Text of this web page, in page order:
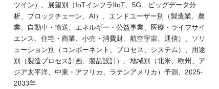
ツイン）、展望別（IoTインフラIIoT、5G、ビッグデータ分
析、ブロックチェーン、AI）、エンドユーザー別（製造業、農
業、自動車・輸送、エネルギー・公益事業、医療・ライフサイ
エンス、住宅・商業、小売・消費財、航空宇宙、通信）、ソリ
ューション別（コンポーネント、プロセス、システム）、用途
別（製造プロセス計画、製品設計）、地域別（北米、欧州、ア
ジア太平洋、中東・アフリカ、ラテンアメリカ）予測、2025-
2033年